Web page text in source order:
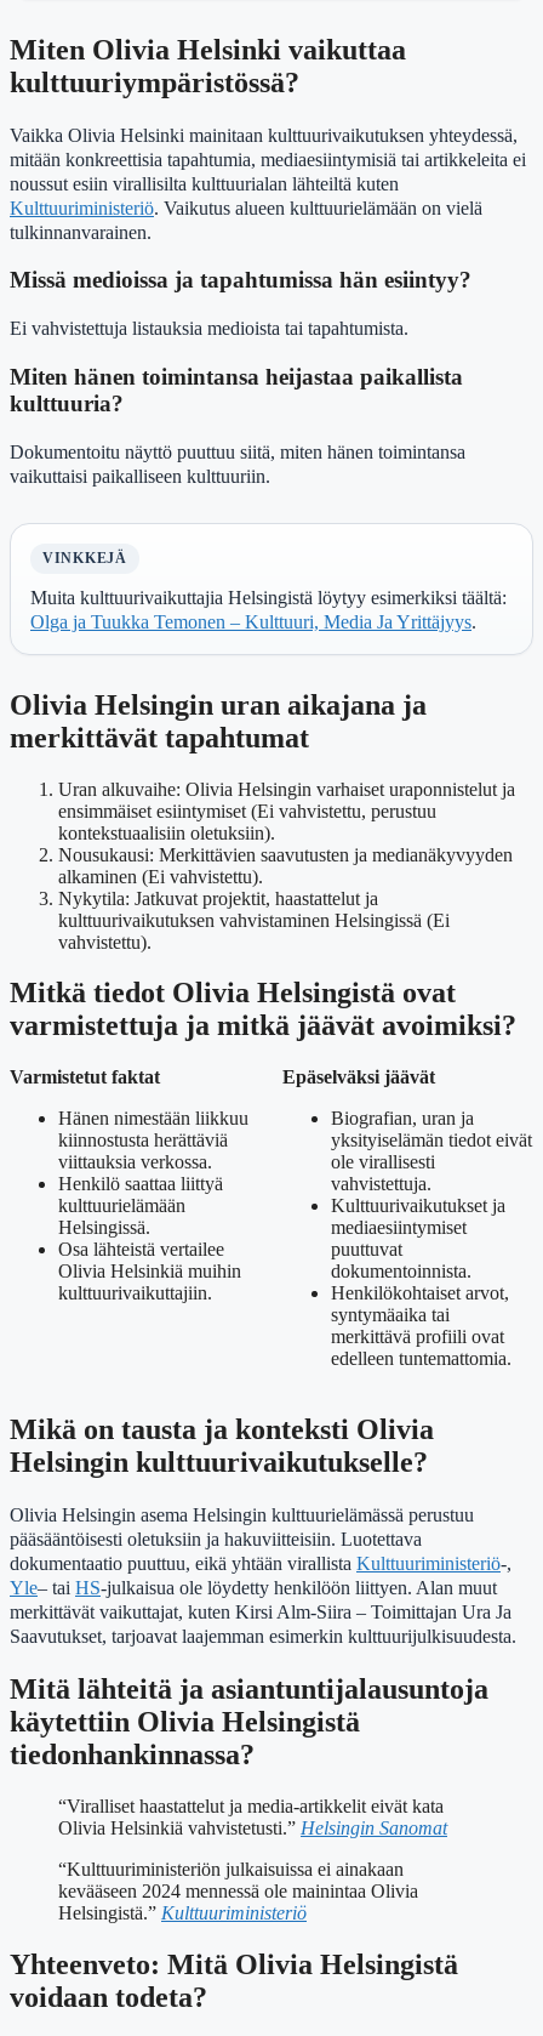
Miten Olivia Helsinki vaikuttaa
kulttuuriympäristössä?
Vaikka Olivia Helsinki mainitaan kulttuurivaikutuksen yhteydessä,
mitään konkreettisia tapahtumia, mediaesiintymisiä tai artikkeleita ei
noussut esiin virallisilta kulttuurialan lähteiltä kuten
Kulttuuriministeriö. Vaikutus alueen kulttuurielämään on vielä
tulkinnanvarainen.
Missä medioissa ja tapahtumissa hän esiintyy?
Ei vahvistettuja listauksia medioista tai tapahtumista.
Miten hänen toimintansa heijastaa paikallista
kulttuuria?
Dokumentoitu näyttö puuttuu siitä, miten hänen toimintansa
vaikuttaisi paikalliseen kulttuuriin.
VINKKEJÄ
Muita kulttuurivaikuttajia Helsingistä löytyy esimerkiksi täältä:
Olga ja Tuukka Temonen – Kulttuuri, Media Ja Yrittäjyys.
Olivia Helsingin uran aikajana ja
merkittävät tapahtumat
Uran alkuvaihe: Olivia Helsingin varhaiset uraponnistelut ja
ensimmäiset esiintymiset (Ei vahvistettu, perustuu
kontekstuaalisiin oletuksiin).
Nousukausi: Merkittävien saavutusten ja medianäkyvyyden
alkaminen (Ei vahvistettu).
Nykytila: Jatkuvat projektit, haastattelut ja
kulttuurivaikutuksen vahvistaminen Helsingissä (Ei
vahvistettu).
Mitkä tiedot Olivia Helsingistä ovat
varmistettuja ja mitkä jäävät avoimiksi?
Varmistetut faktat
Hänen nimestään liikkuu
kiinnostusta herättäviä
viittauksia verkossa.
Henkilö saattaa liittyä
kulttuurielämään
Helsingissä.
Osa lähteistä vertailee
Olivia Helsinkiä muihin
kulttuurivaikuttajiin.
Epäselväksi jäävät
Biografian, uran ja
yksityiselämän tiedot eivät
ole virallisesti
vahvistettuja.
Kulttuurivaikutukset ja
mediaesiintymiset
puuttuvat
dokumentoinnista.
Henkilökohtaiset arvot,
syntymäaika tai
merkittävä profiili ovat
edelleen tuntemattomia.
Mikä on tausta ja konteksti Olivia
Helsingin kulttuurivaikutukselle?
Olivia Helsingin asema Helsingin kulttuurielämässä perustuu
pääsääntöisesti oletuksiin ja hakuviitteisiin. Luotettava
dokumentaatio puuttuu, eikä yhtään virallista Kulttuuriministeriö-,
Yle– tai HS-julkaisua ole löydetty henkilöön liittyen. Alan muut
merkittävät vaikuttajat, kuten Kirsi Alm-Siira – Toimittajan Ura Ja
Saavutukset, tarjoavat laajemman esimerkin kulttuurijulkisuudesta.
Mitä lähteitä ja asiantuntijalausuntoja
käytettiin Olivia Helsingistä
tiedonhankinnassa?
“Viralliset haastattelut ja media-artikkelit eivät kata
Olivia Helsinkiä vahvistetusti.” Helsingin Sanomat
“Kulttuuriministeriön julkaisuissa ei ainakaan
kevääseen 2024 mennessä ole mainintaa Olivia
Helsingistä.” Kulttuuriministeriö
Yhteenveto: Mitä Olivia Helsingistä
voidaan todeta?